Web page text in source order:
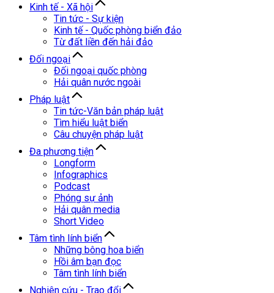
Kinh tế - Xã hội
Tin tức - Sự kiện
Kinh tế - Quốc phòng biển đảo
Từ đất liền đến hải đảo
Đối ngoại
Đối ngoại quốc phòng
Hải quân nước ngoài
Pháp luật
Tin tức-Văn bản pháp luật
Tìm hiểu luật biển
Câu chuyện pháp luật
Đa phương tiện
Longform
Infographics
Podcast
Phóng sự ảnh
Hải quân media
Short Video
Tâm tình lính biển
Những bông hoa biển
Hồi âm bạn đọc
Tâm tình lính biển
Nghiên cứu - Trao đổi